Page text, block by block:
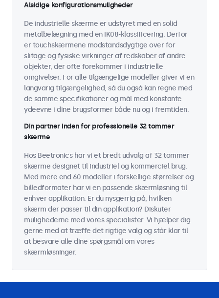
Alsidige konfigurationsmuligheder
De industrielle skærme er udstyret med en solid
metalbelægning med en IK08-klassificering. Derfor
er touchskærmene modstandsdygtige over for
slitage og fysiske virkninger af redskaber af andre
objekter, der ofte forekommer i industrielle
omgivelser. For alle tilgængelige modeller giver vi en
langvarig tilgængelighed, så du også kan regne med
de samme specifikationer og mål med konstante
ydeevne i dine brugsformer både nu og i fremtiden.
Din partner inden for professionelle 32 tommer
skærme
Hos Beetronics har vi et bredt udvalg af 32 tommer
skærme designet til industriel og kommerciel brug.
Med mere end 60 modeller i forskellige størrelser og
billedformater har vi en passende skærmløsning til
enhver applikation. Er du nysgerrig på, hvilken
skærm der passer til din applikation? Diskuter
mulighederne med vores specialister. Vi hjælper dig
gerne med at træffe det rigtige valg og står klar til
at besvare alle dine spørgsmål om vores
skærmløsninger.